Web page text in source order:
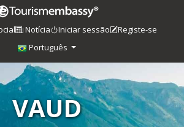
Notícia Iniciar sessão
Registe-se
Português
VAUD